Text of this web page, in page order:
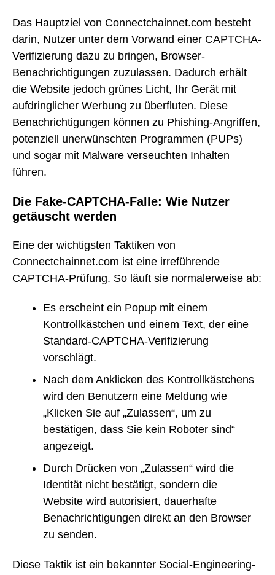
Das Hauptziel von Connectchainnet.com besteht
darin, Nutzer unter dem Vorwand einer CAPTCHA-
Verifizierung dazu zu bringen, Browser-
Benachrichtigungen zuzulassen. Dadurch erhält
die Website jedoch grünes Licht, Ihr Gerät mit
aufdringlicher Werbung zu überfluten. Diese
Benachrichtigungen können zu Phishing-Angriffen,
potenziell unerwünschten Programmen (PUPs)
und sogar mit Malware verseuchten Inhalten
führen.
Die Fake-CAPTCHA-Falle: Wie Nutzer
getäuscht werden
Eine der wichtigsten Taktiken von
Connectchainnet.com ist eine irreführende
CAPTCHA-Prüfung. So läuft sie normalerweise ab:
Es erscheint ein Popup mit einem
Kontrollkästchen und einem Text, der eine
Standard-CAPTCHA-Verifizierung
vorschlägt.
Nach dem Anklicken des Kontrollkästchens
wird den Benutzern eine Meldung wie
„Klicken Sie auf „Zulassen“, um zu
bestätigen, dass Sie kein Roboter sind“
angezeigt.
Durch Drücken von „Zulassen“ wird die
Identität nicht bestätigt, sondern die
Website wird autorisiert, dauerhafte
Benachrichtigungen direkt an den Browser
zu senden.
Diese Taktik ist ein bekannter Social-Engineering-